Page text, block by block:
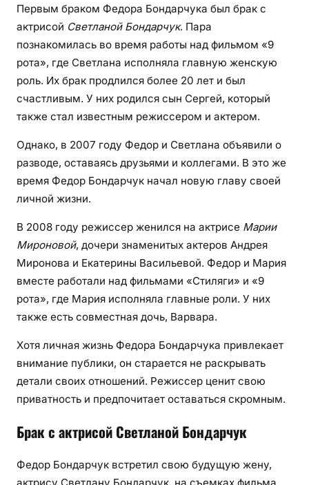
Первым браком Федора Бондарчука был брак с
актрисой Светланой Бондарчук. Пара
познакомилась во время работы над фильмом «9
рота», где Светлана исполняла главную женскую
роль. Их брак продлился более 20 лет и был
счастливым. У них родился сын Сергей, который
также стал известным режиссером и актером.
Однако, в 2007 году Федор и Светлана объявили о
разводе, оставаясь друзьями и коллегами. В это же
время Федор Бондарчук начал новую главу своей
личной жизни.
В 2008 году режиссер женился на актрисе Марии
Мироновой, дочери знаменитых актеров Андрея
Миронова и Екатерины Васильевой. Федор и Мария
вместе работали над фильмами «Стиляги» и «9
рота», где Мария исполняла главные роли. У них
также есть совместная дочь, Варвара.
Хотя личная жизнь Федора Бондарчука привлекает
внимание публики, он старается не раскрывать
детали своих отношений. Режиссер ценит свою
приватность и предпочитает оставаться скромным.
Брак с актрисой Светланой Бондарчук
Федор Бондарчук встретил свою будущую жену,
актрису Светлану Бондарчук, на съемках фильма